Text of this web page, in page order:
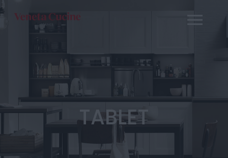
TABLET